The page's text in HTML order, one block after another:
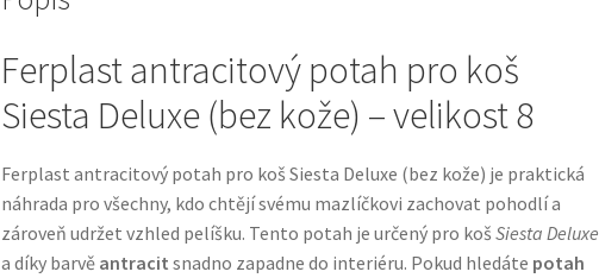
Ferplast antracitový potah pro koš
Siesta Deluxe (bez kože) – velikost 8
Ferplast antracitový potah pro koš Siesta Deluxe (bez kože) je praktická
náhrada pro všechny, kdo chtějí svému mazlíčkovi zachovat pohodlí a
zároveň udržet vzhled pelíšku. Tento potah je určený pro koš Siesta Deluxe
a díky barvě antracit snadno zapadne do interiéru. Pokud hledáte potah